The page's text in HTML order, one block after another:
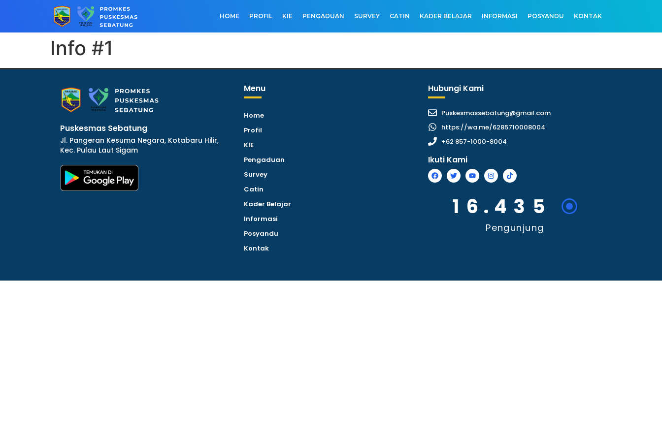
HOME PROFIL KIE PENGADUAN SURVEY CATIN KADER BELAJAR INFORMASI POSYANDU KONTAK
Info #1
Puskesmas Sebatung
Jl. Pangeran Kesuma Negara, Kotabaru Hilir,
Kec. Pulau Laut Sigam
Menu
Home
Profil
KIE
Pengaduan
Survey
Catin
Kader Belajar
Informasi
Posyandu
Kontak
Hubungi Kami
Puskesmassebatung@gmail.com
https://wa.me/6285710008004
+62 857-1000-8004
Ikuti Kami
1 6.4 3 5
Pengunjung